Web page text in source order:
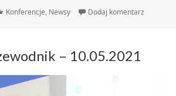
Kategorie
Konferencje, Newsy Dodaj komentarz
– 10.05.2021